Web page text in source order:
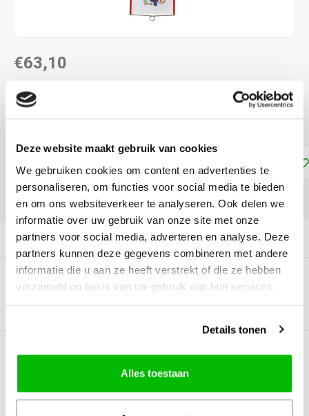
Deze website maakt gebruik van cookies
We gebruiken cookies om content en advertenties te
personaliseren, om functies voor social media te bieden
en om ons websiteverkeer te analyseren. Ook delen we
informatie over uw gebruik van onze site met onze
partners voor social media, adverteren en analyse. Deze
partners kunnen deze gegevens combineren met andere
informatie die u aan ze heeft verstrekt of die ze hebben
verzameld op basis van uw gebruik van hun services.
Details tonen
Alles toestaan
€63,10
LEVERTIJD: CA. 1-2 WEKEN
Toevoegen aan winkelwagen
DELEN:
Productomschrijving
Tags
0STERREN OP BASIS VAN0
BEOORDELINGEN
0Reviews